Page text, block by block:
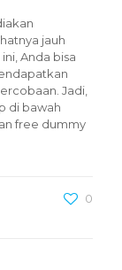
jauh
Anda bisa
Jadi,
di bawah
free dummy
0